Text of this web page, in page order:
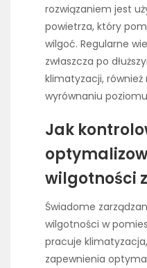
rozwiązaniem jest
powietrza, który
wilgoć. Regularne
zwłaszcza po
klimatyzacji,
wyrównaniu
Jak
wilgotności
Świadome
wilgotności w
pracuje
zapewnienia